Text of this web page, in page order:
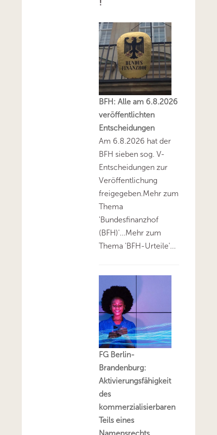
BFH: Alle am 6.8.2026
veröffentlichten
Entscheidungen
Am 6.8.2026 hat der
BFH sieben sog. V-
Entscheidungen zur
Veröffentlichung
freigegeben.Mehr zum
Thema
'Bundesfinanzhof
(BFH)'...Mehr zum
Thema 'BFH-Urteile'...
FG Berlin-
Brandenburg:
Aktivierungsfähigkeit
des
kommerzialisierbaren
Teils eines